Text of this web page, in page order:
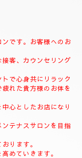
可能でございます。
てメールください。
お時間のメールは全